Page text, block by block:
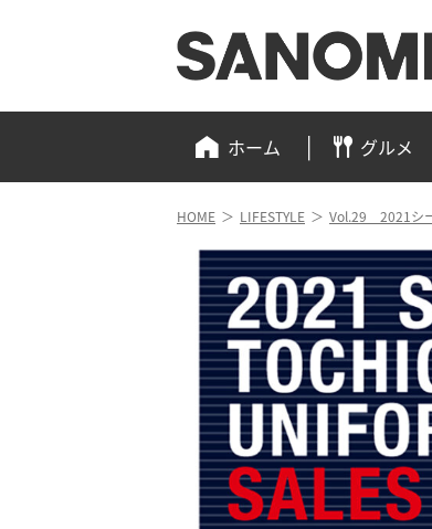
ホーム
グルメ
HOME ＞ LIFESTYLE ＞ Vol.29 2021シ